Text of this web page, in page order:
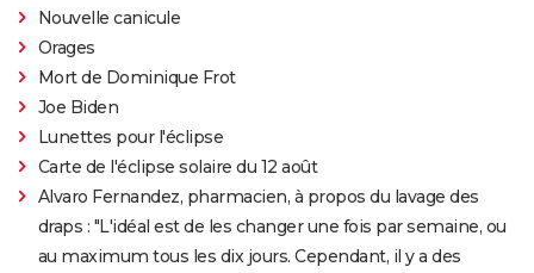
Nouvelle canicule
Orages
Mort de Dominique Frot
Joe Biden
Lunettes pour l'éclipse
Carte de l'éclipse solaire du 12 août
Alvaro Fernandez, pharmacien, à propos du lavage des
draps : "L'idéal est de les changer une fois par semaine, ou
au maximum tous les dix jours. Cependant, il y a des